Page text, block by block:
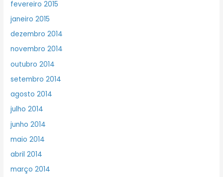
fevereiro 2015
janeiro 2015
dezembro 2014
novembro 2014
outubro 2014
setembro 2014
agosto 2014
julho 2014
junho 2014
maio 2014
abril 2014
março 2014